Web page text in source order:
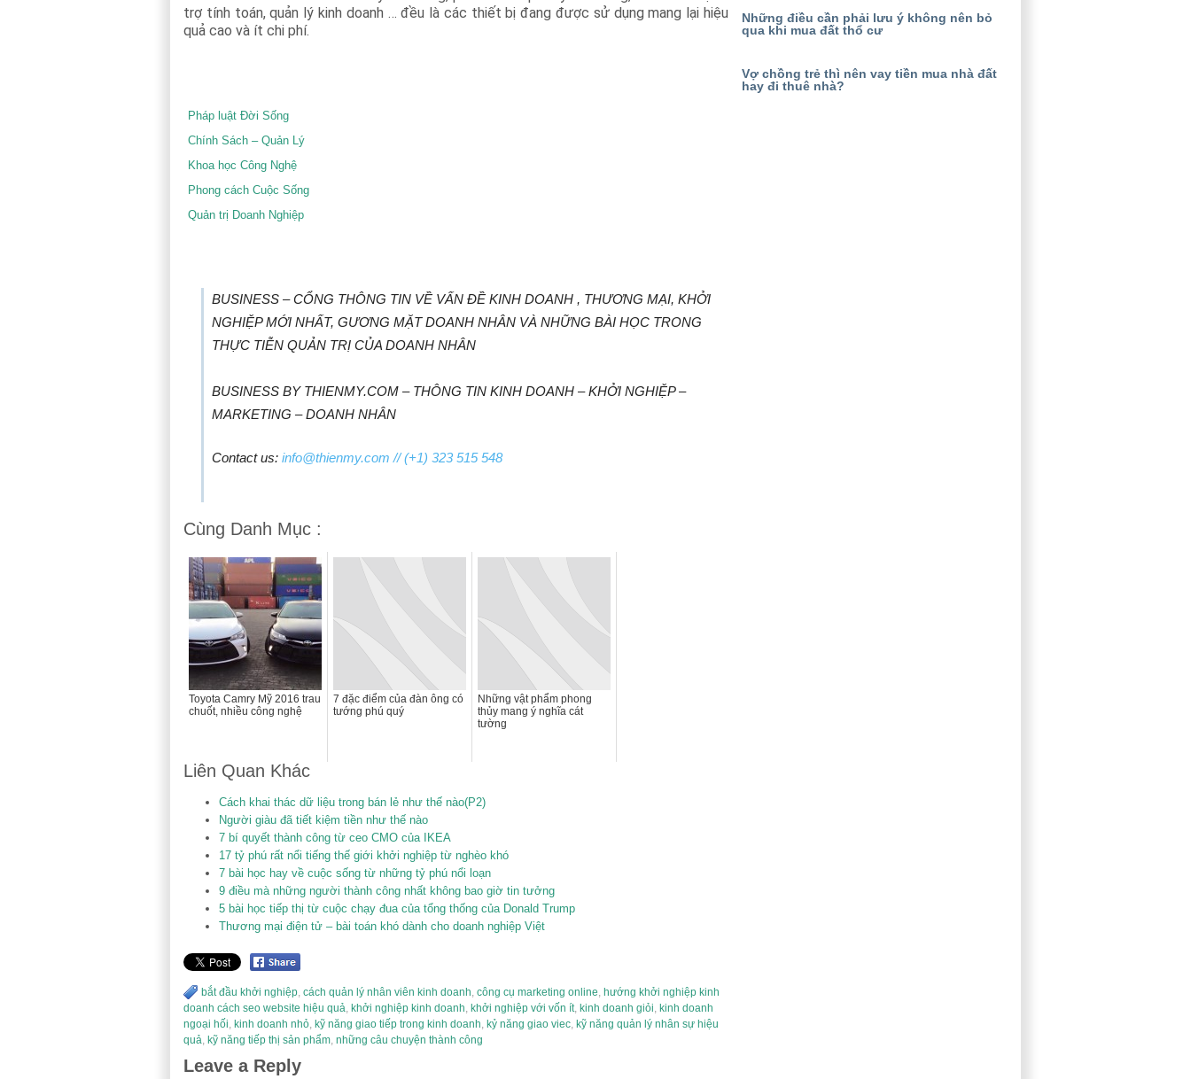
trợ tính toán, quản lý kinh doanh … đều là các thiết bị đang được sử dụng mang lại hiệu
quả cao và ít chi phí.
Pháp luật Đời Sống
Chính Sách – Quản Lý
Khoa học Công Nghệ
Phong cách Cuộc Sống
Quản trị Doanh Nghiệp
BUSINESS – CỔNG THÔNG TIN VỀ VẤN ĐỀ KINH DOANH , THƯƠNG MẠI, KHỞI
NGHIỆP MỚI NHẤT, GƯƠNG MẶT DOANH NHÂN VÀ NHỮNG BÀI HỌC TRONG
THỰC TIỄN QUẢN TRỊ CỦA DOANH NHÂN
BUSINESS BY THIENMY.COM – THÔNG TIN KINH DOANH – KHỞI NGHIỆP –
MARKETING – DOANH NHÂN
Contact us: info@thienmy.com // (+1) 323 515 548
Cùng Danh Mục :
Toyota Camry Mỹ 2016 trau
chuốt, nhiều công nghệ
7 đặc điểm của đàn ông có
tướng phú quý
Những vật phẩm phong
thủy mang ý nghĩa cát
tường
Liên Quan Khác
Cách khai thác dữ liệu trong bán lẻ như thế nào(P2)
Người giàu đã tiết kiệm tiền như thế nào
7 bí quyết thành công từ ceo CMO của IKEA
17 tỷ phú rất nổi tiếng thế giới khởi nghiệp từ nghèo khó
7 bài học hay về cuộc sống từ những tỷ phú nổi loạn
9 điều mà những người thành công nhất không bao giờ tin tưởng
5 bài học tiếp thị từ cuộc chạy đua của tổng thống của Donald Trump
Thương mại điện tử – bài toán khó dành cho doanh nghiệp Việt
bắt đầu khởi nghiệp, cách quản lý nhân viên kinh doanh, công cụ marketing online, hướng khởi nghiệp kinh
doanh cách seo website hiệu quả, khởi nghiệp kinh doanh, khởi nghiệp với vốn ít, kinh doanh giỏi, kinh doanh
ngoại hối, kinh doanh nhỏ, kỹ năng giao tiếp trong kinh doanh, kỷ năng giao viec, kỹ năng quản lý nhân sự hiệu
quả, kỹ năng tiếp thị sản phẩm, những câu chuyện thành công
Leave a Reply
Những điều cần phải lưu ý không nên bỏ
qua khi mua đất thổ cư
Vợ chồng trẻ thì nên vay tiền mua nhà đất
hay đi thuê nhà?